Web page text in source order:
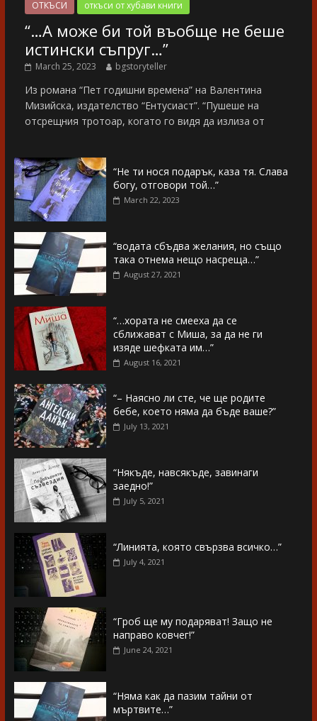
ОТКЪСИ откъси от хубави книги
“…А може би той въобще не беше
истински съпруг…”
March 25, 2023 bgstoryteller
Из романа “Пет годишни времена” на Валентина
Мизийска, издателство “Ентусиаст”. “Пушеше на
отсрещния тротоар, когато го видя да излиза от
“Не ти нося подарък, каза тя. Слава
богу, отговори той…”
March 22, 2023
“водата сбъдва желания, но също
така отнема нещо насреща…”
August 27, 2021
“…хората не смееха да се
сближават с Миша, за да не ги
изяде шефката им…”
August 16, 2021
“– Наясно ли сте, че ще родите
бебе, което няма да бъде ваше?”
July 13, 2021
“Някъде, навсякъде, завинаги
заедно!”
July 5, 2021
“Линията, която свързва всичко…”
July 4, 2021
“Гроб ще му подаряват! Защо не
направо ковчег!”
June 24, 2021
“Няма как да пазим тайни от
мъртвите…”